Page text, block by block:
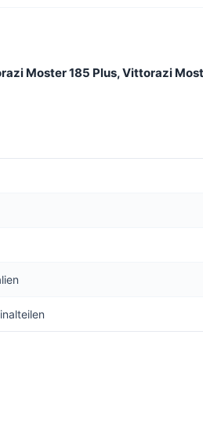
Moster 185 Plus, Vittorazi